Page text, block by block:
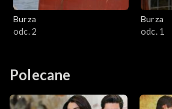
Burza
odc. 2
Burza
odc. 1
Polecane